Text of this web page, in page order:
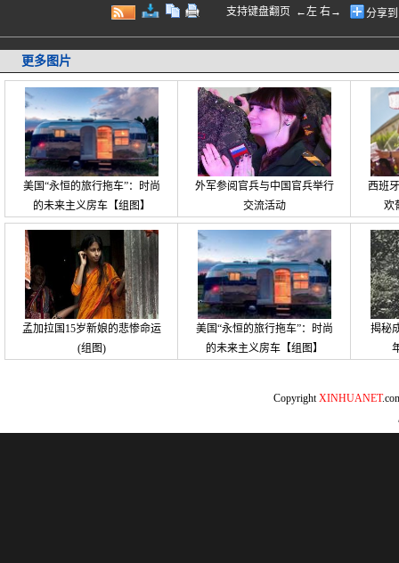
支持键盘翻页 ←左 右→ 分享
更多图片
美国“永恒的旅行拖车”：时尚
的未来主义房车【组图】
外军参阅官兵与中国官兵举行
交流活动
西班
欢
孟加拉国15岁新娘的悲惨命运
(组图)
美国“永恒的旅行拖车”：时尚
的未来主义房车【组图】
揭秘
CopyrightXINHUANET